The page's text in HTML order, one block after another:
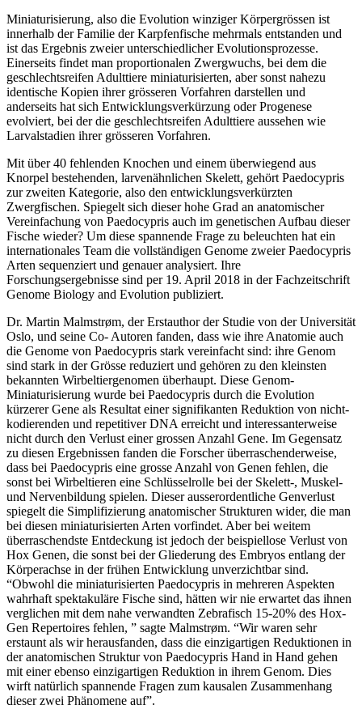
Miniaturisierung, also die Evolution winziger Körpergrössen ist
innerhalb der Familie der Karpfenfische mehrmals entstanden und
ist das Ergebnis zweier unterschiedlicher Evolutionsprozesse.
Einerseits findet man proportionalen Zwergwuchs, bei dem die
geschlechtsreifen Adulttiere miniaturisierten, aber sonst nahezu
identische Kopien ihrer grösseren Vorfahren darstellen und
anderseits hat sich Entwicklungsverkürzung oder Progenese
evolviert, bei der die geschlechtsreifen Adulttiere aussehen wie
Larvalstadien ihrer grösseren Vorfahren.
Mit über 40 fehlenden Knochen und einem überwiegend aus
Knorpel bestehenden, larvenähnlichen Skelett, gehört Paedocypris
zur zweiten Kategorie, also den entwicklungsverkürzten
Zwergfischen. Spiegelt sich dieser hohe Grad an anatomischer
Vereinfachung von Paedocypris auch im genetischen Aufbau dieser
Fische wieder? Um diese spannende Frage zu beleuchten hat ein
internationales Team die vollständigen Genome zweier Paedocypris
Arten sequenziert und genauer analysiert. Ihre
Forschungsergebnisse sind per 19. April 2018 in der Fachzeitschrift
Genome Biology and Evolution publiziert.
Dr. Martin Malmstrøm, der Erstauthor der Studie von der Universität
Oslo, und seine Co- Autoren fanden, dass wie ihre Anatomie auch
die Genome von Paedocypris stark vereinfacht sind: ihre Genom
sind stark in der Grösse reduziert und gehören zu den kleinsten
bekannten Wirbeltiergenomen überhaupt. Diese Genom-
Miniaturisierung wurde bei Paedocypris durch die Evolution
kürzerer Gene als Resultat einer signifikanten Reduktion von nicht-
kodierenden und repetitiver DNA erreicht und interessanterweise
nicht durch den Verlust einer grossen Anzahl Gene. Im Gegensatz
zu diesen Ergebnissen fanden die Forscher überraschenderweise,
dass bei Paedocypris eine grosse Anzahl von Genen fehlen, die
sonst bei Wirbeltieren eine Schlüsselrolle bei der Skelett-, Muskel-
und Nervenbildung spielen. Dieser ausserordentliche Genverlust
spiegelt die Simplifizierung anatomischer Strukturen wider, die man
bei diesen miniaturisierten Arten vorfindet. Aber bei weitem
überraschendste Entdeckung ist jedoch der beispiellose Verlust von
Hox Genen, die sonst bei der Gliederung des Embryos entlang der
Körperachse in der frühen Entwicklung unverzichtbar sind.
“Obwohl die miniaturisierten Paedocypris in mehreren Aspekten
wahrhaft spektakuläre Fische sind, hätten wir nie erwartet das ihnen
verglichen mit dem nahe verwandten Zebrafisch 15-20% des Hox-
Gen Repertoires fehlen, ” sagte Malmstrøm. “Wir waren sehr
erstaunt als wir herausfanden, dass die einzigartigen Reduktionen in
der anatomischen Struktur von Paedocypris Hand in Hand gehen
mit einer ebenso einzigartigen Reduktion in ihrem Genom. Dies
wirft natürlich spannende Fragen zum kausalen Zusammenhang
dieser zwei Phänomene auf”.